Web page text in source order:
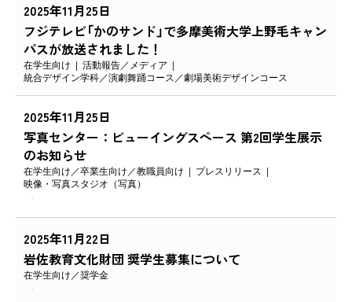
2025年11月25日
フジテレビ「かのサンド」で多摩美術大学上野毛キャン
パスが放送されました！
在学生向け 活動報告
メディア
統合デザイン学科
演劇舞踊コース 劇場美術デザインコース
2025年11月25日
写真センター：ビューイングスペース 第2回学生展示
のお知らせ
在学生向け 卒業生向け 教職員向け
プレスリリース
映像・写真スタジオ（写真）
2025年11月22日
岩佐教育文化財団 奨学生募集について
在学生向け 奨学金